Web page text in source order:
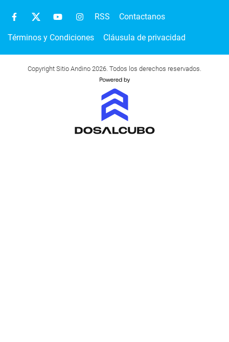
RSS Contactanos
Términos y Condiciones Cláusula de privacidad
Copyright Sitio Andino 2026. Todos los derechos reservados.